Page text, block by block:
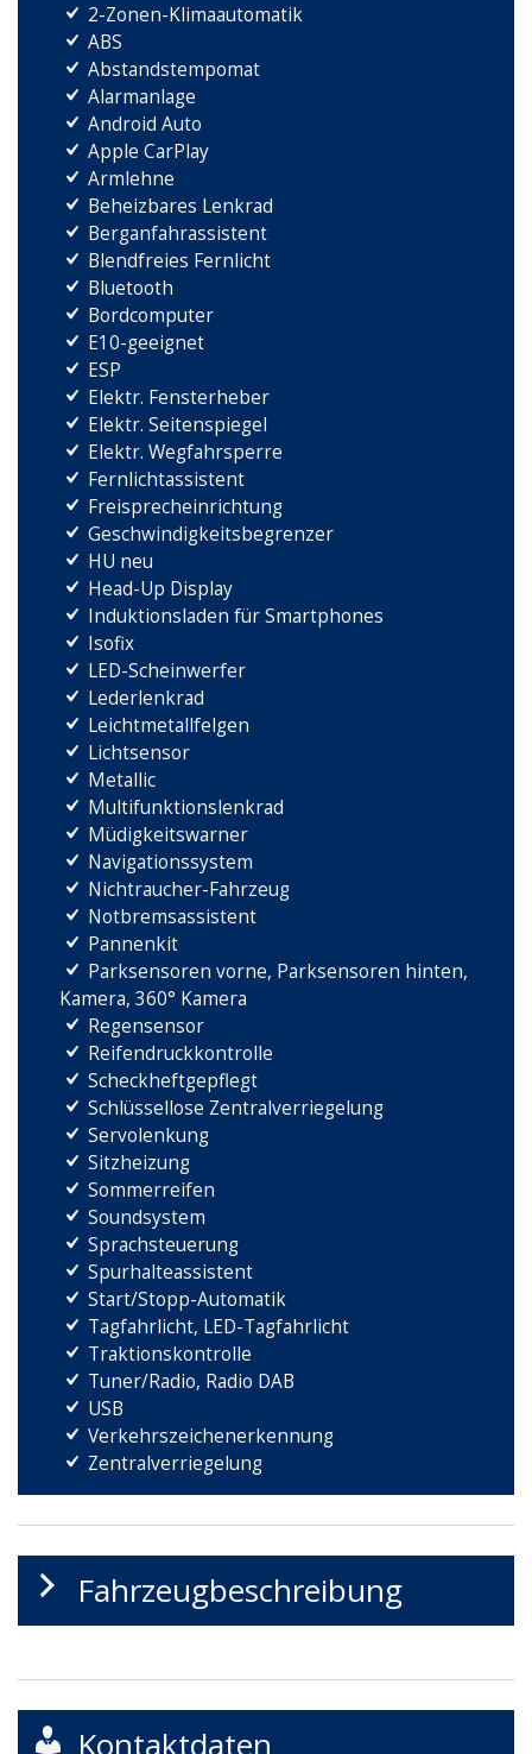
2-Zonen-Klimaautomatik
ABS
Abstandstempomat
Alarmanlage
Android Auto
Apple CarPlay
Armlehne
Beheizbares Lenkrad
Berganfahrassistent
Blendfreies Fernlicht
Bluetooth
Bordcomputer
E10-geeignet
ESP
Elektr. Fensterheber
Elektr. Seitenspiegel
Elektr. Wegfahrsperre
Fernlichtassistent
Freisprecheinrichtung
Geschwindigkeitsbegrenzer
HU neu
Head-Up Display
Induktionsladen für Smartphones
Isofix
LED-Scheinwerfer
Lederlenkrad
Leichtmetallfelgen
Lichtsensor
Metallic
Multifunktionslenkrad
Müdigkeitswarner
Navigationssystem
Nichtraucher-Fahrzeug
Notbremsassistent
Pannenkit
Parksensoren vorne, Parksensoren hinten,
Kamera, 360° Kamera
Regensensor
Reifendruckkontrolle
Scheckheftgepflegt
Schlüssellose Zentralverriegelung
Servolenkung
Sitzheizung
Sommerreifen
Soundsystem
Sprachsteuerung
Spurhalteassistent
Start/Stopp-Automatik
Tagfahrlicht, LED-Tagfahrlicht
Traktionskontrolle
Tuner/Radio, Radio DAB
USB
Verkehrszeichenerkennung
Zentralverriegelung
Fahrzeugbeschreibung
Kontaktdaten